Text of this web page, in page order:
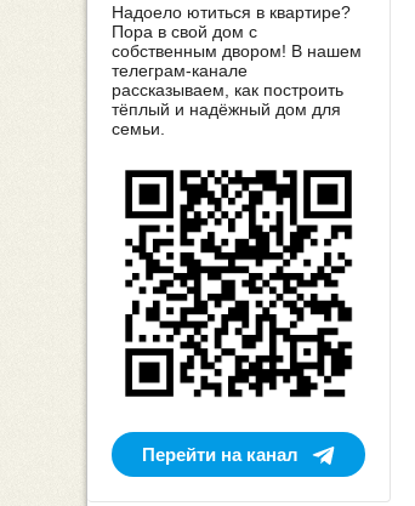
Надоело ютиться в квартире?
Пора в свой дом с
собственным двором! В нашем
телеграм-канале
рассказываем, как построить
тёплый и надёжный дом для
семьи.
Перейти на канал